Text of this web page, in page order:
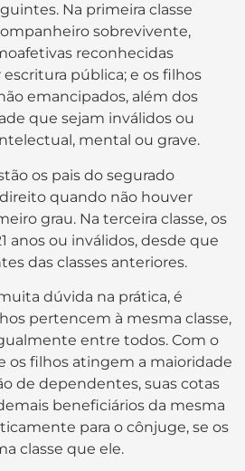
Na primeira classe
sobrevivente,
reconhecidas
pública; e os filhos
emancipados, além dos
que sejam inválidos ou
mental ou grave.
os pais do segurado
quando não houver
grau. Na terceira classe, os
anos ou inválidos, desde que
das classes anteriores.
dúvida na prática, é
pertencem à mesma classe,
entre todos. Com o
os filhos atingem a maioridade
de dependentes, suas cotas
beneficiários da mesma
para o cônjuge, se os
classe que ele.